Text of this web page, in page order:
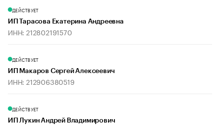
ДЕЙСТВУЕТ
ИП Тарасова Екатерина Андреевна
ИНН: 212802191570
ДЕЙСТВУЕТ
ИП Макаров Сергей Алексеевич
ИНН: 212906380519
ДЕЙСТВУЕТ
ИП Лукин Андрей Владимирович